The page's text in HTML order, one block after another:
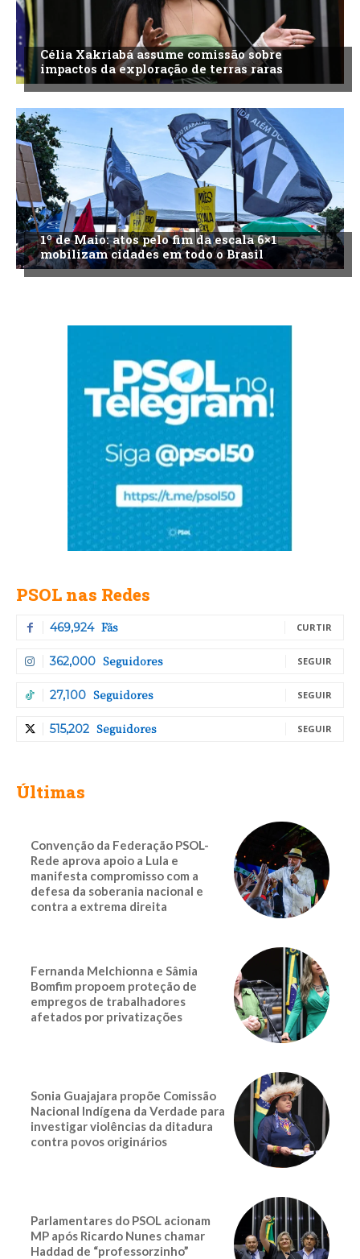
Célia Xakriabá assume comissão sobre
impactos da exploração de terras raras
1º de Maio: atos pelo fim da escala 6×1
mobilizam cidades em todo o Brasil
PSOL nas Redes
469,924 Fãs CURTIR
362,000 Seguidores SEGUIR
27,100 Seguidores SEGUIR
515,202 Seguidores SEGUIR
Últimas
Convenção da Federação PSOL-
Rede aprova apoio a Lula e
manifesta compromisso com a
defesa da soberania nacional e
contra a extrema direita
Fernanda Melchionna e Sâmia
Bomfim propoem proteção de
empregos de trabalhadores
afetados por privatizações
Sonia Guajajara propõe Comissão
Nacional Indígena da Verdade para
investigar violências da ditadura
contra povos originários
Parlamentares do PSOL acionam
MP após Ricardo Nunes chamar
Haddad de “professorzinho”